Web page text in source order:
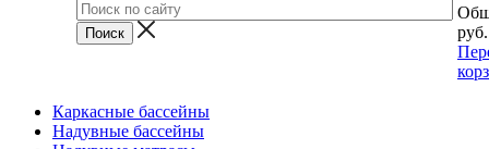
руб.
Каркасные бассейны
Надувные бассейны